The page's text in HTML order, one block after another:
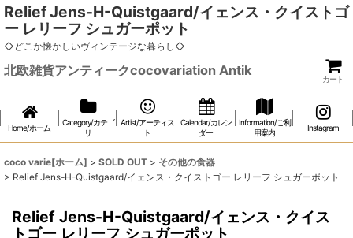
Relief Jens-H-Quistgaard/イェンス・クイストゴ
ー レリーフ シュガーポット
◇どこか懐かしいヴィンテージな暮らし◇
北欧雑貨アンティークcocovariation Antik
カート
Home/ホーム
Category/カテゴ
リ
Artist/アーティス
ト
Calendar/カレン
ダー
Information/ご利
用案内
Instagram
coco varie[ホーム] > SOLD OUT > その他の食器
> Relief Jens-H-Quistgaard/イェンス・クイストゴー レリーフ シュガーポット
Relief Jens-H-Quistgaard/イェンス・クイス
トゴー レリーフ シュガーポット